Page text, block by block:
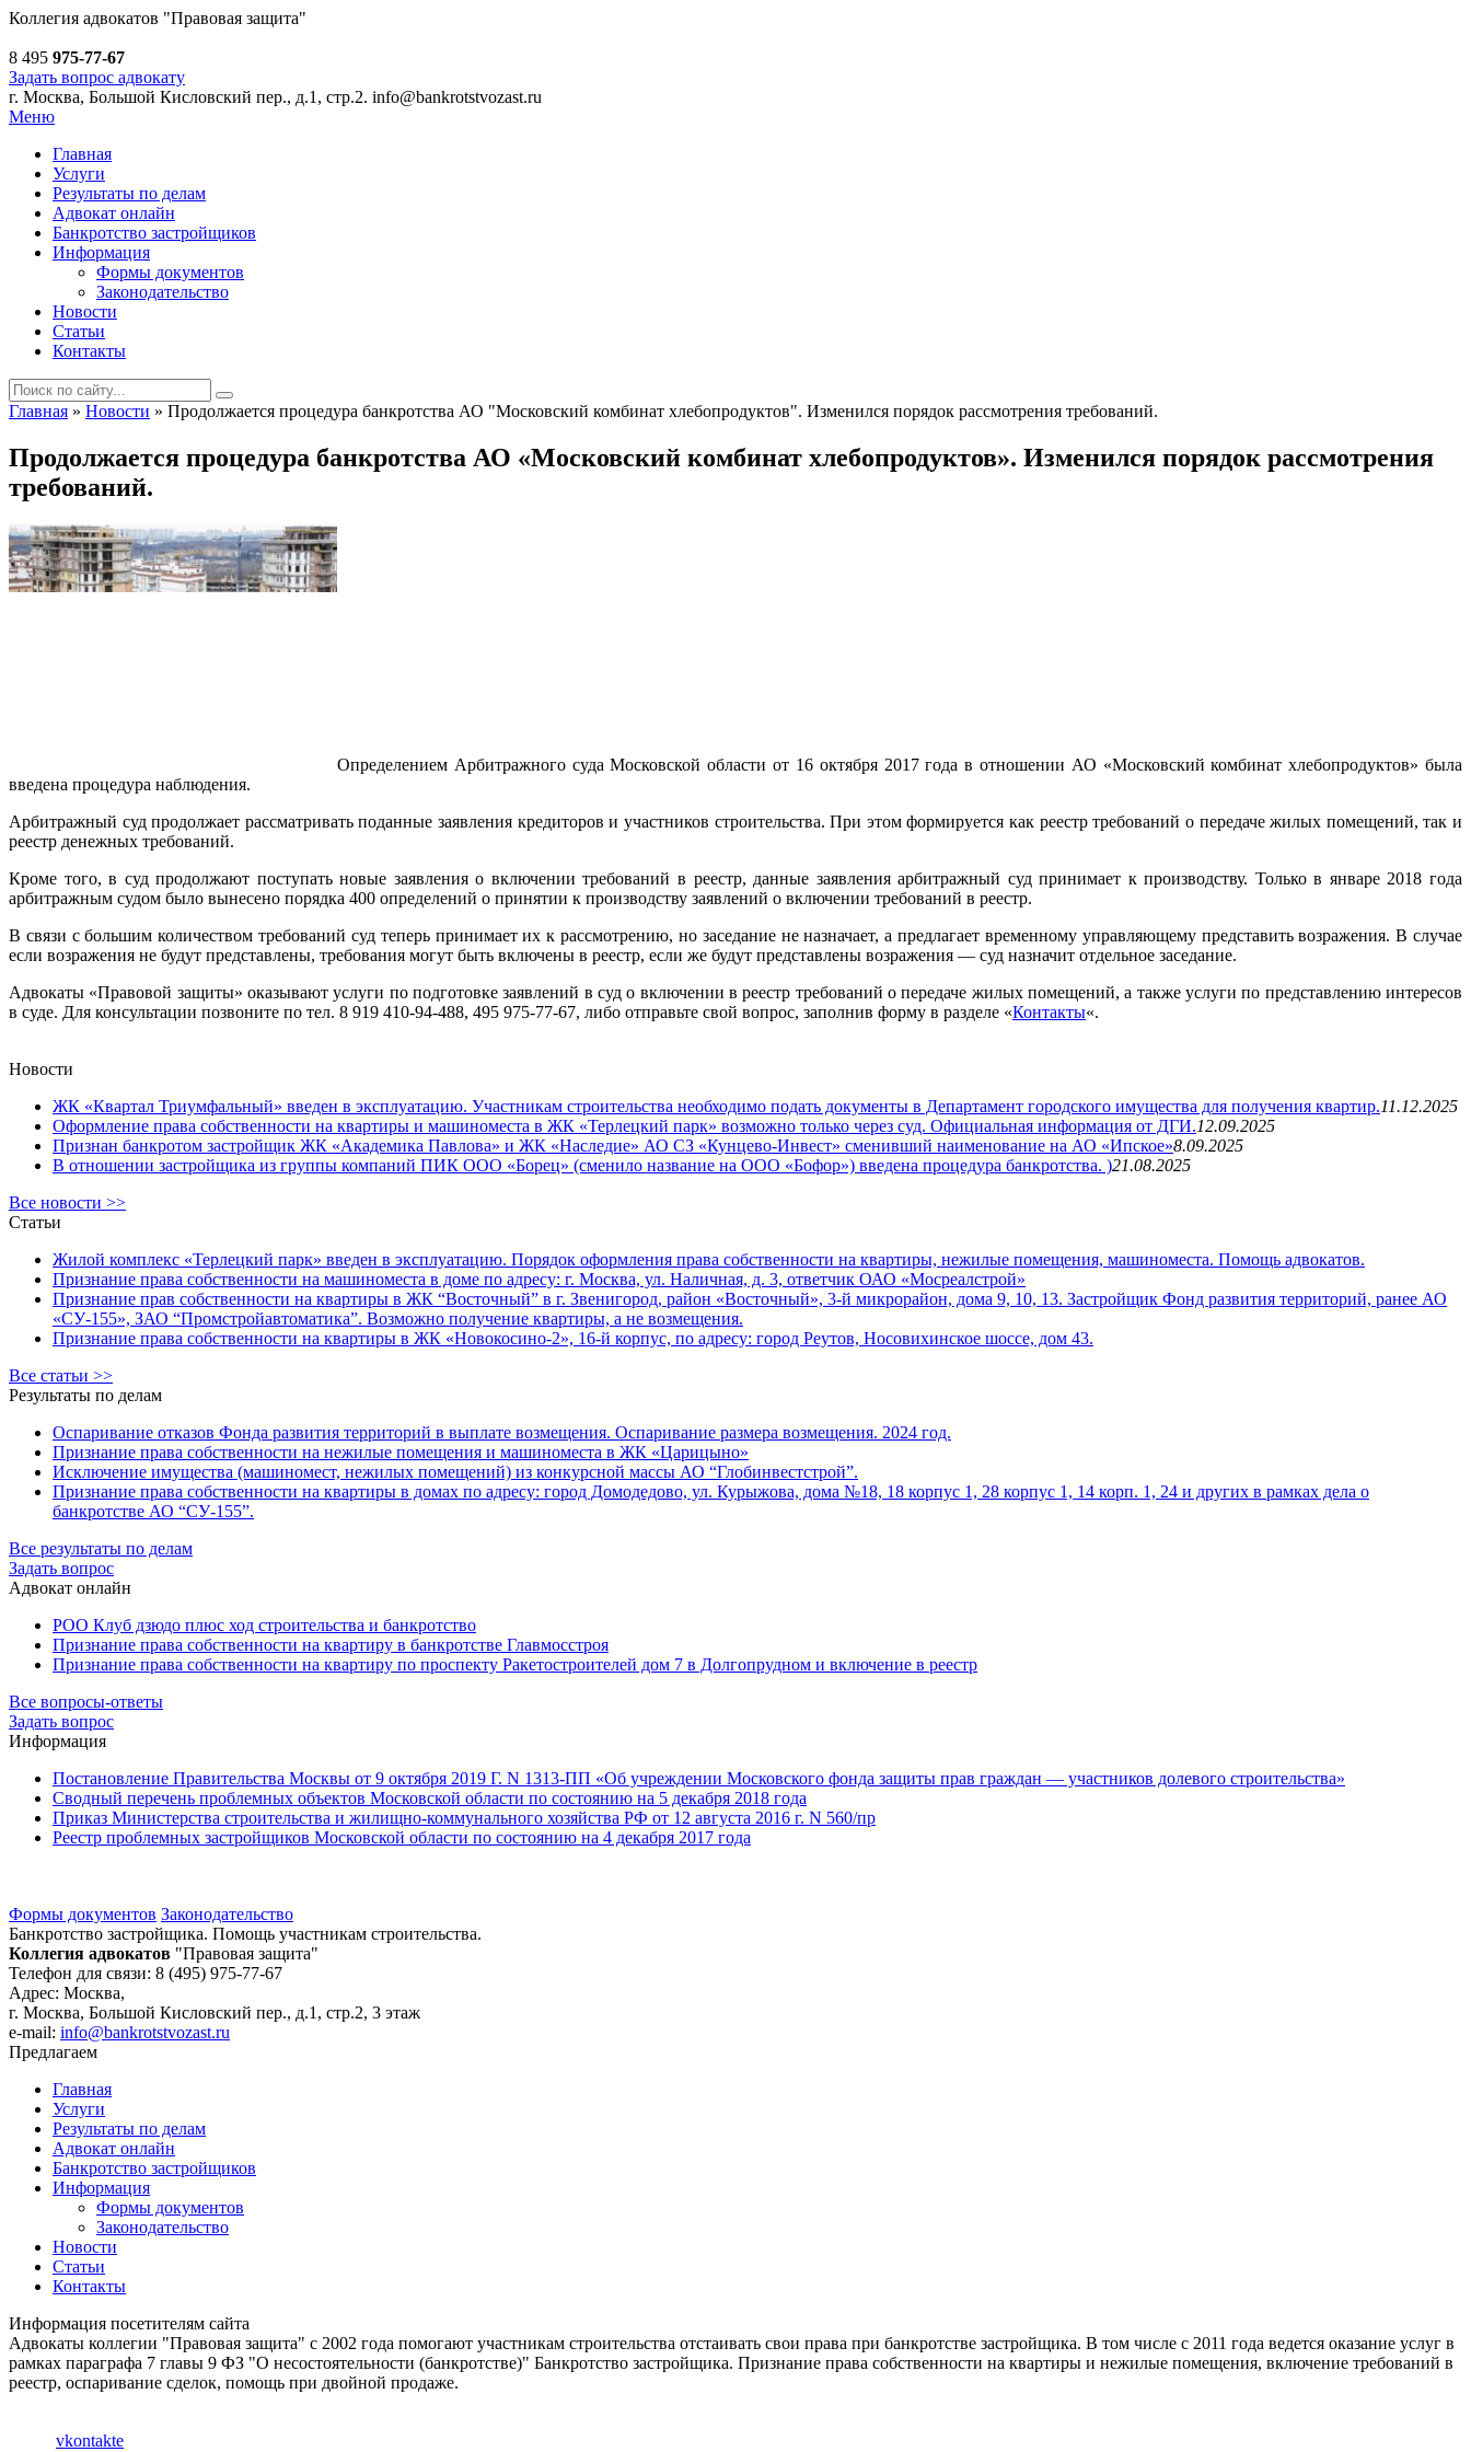
Коллегия адвокатов "Правовая защита"
8 495 975-77-67
Задать вопрос адвокату
г. Москва, Большой Кисловский пер., д.1, стр.2. info@bankrotstvozast.ru
Меню
Главная
Услуги
Результаты по делам
Адвокат онлайн
Банкротство застройщиков
Информация
Формы документов
Законодательство
Новости
Статьи
Контакты
Главная » Новости » Продолжается процедура банкротства АО "Московский комбинат хлебопродуктов". Изменился порядок рассмотрения требований.
Продолжается процедура банкротства АО «Московский комбинат хлебопродуктов». Изменился порядок рассмотрения
требований.
Определением Арбитражного суда Московской области от 16 октября 2017 года в отношении АО «Московский комбинат хлебопродуктов» была
введена процедура наблюдения.
Арбитражный суд продолжает рассматривать поданные заявления кредиторов и участников строительства. При этом формируется как реестр требований о передаче жилых помещений, так и
реестр денежных требований.
Кроме того, в суд продолжают поступать новые заявления о включении требований в реестр, данные заявления арбитражный суд принимает к производству. Только в январе 2018 года
арбитражным судом было вынесено порядка 400 определений о принятии к производству заявлений о включении требований в реестр.
В связи с большим количеством требований суд теперь принимает их к рассмотрению, но заседание не назначает, а предлагает временному управляющему представить возражения. В случае
если возражения не будут представлены, требования могут быть включены в реестр, если же будут представлены возражения — суд назначит отдельное заседание.
Адвокаты «Правовой защиты» оказывают услуги по подготовке заявлений в суд о включении в реестр требований о передаче жилых помещений, а также услуги по представлению интересов
в суде. Для консультации позвоните по тел. 8 919 410-94-488, 495 975-77-67, либо отправьте свой вопрос, заполнив форму в разделе «Контакты«.
Новости
ЖК «Квартал Триумфальный» введен в эксплуатацию. Участникам строительства необходимо подать документы в Департамент городского имущества для получения квартир.11.12.2025
Оформление права собственности на квартиры и машиноместа в ЖК «Терлецкий парк» возможно только через суд. Официальная информация от ДГИ.12.09.2025
Признан банкротом застройщик ЖК «Академика Павлова» и ЖК «Наследие» АО СЗ «Кунцево-Инвест» сменивший наименование на АО «Ипское»8.09.2025
В отношении застройщика из группы компаний ПИК ООО «Борец» (сменило название на ООО «Бофор») введена процедура банкротства. )21.08.2025
Все новости >>
Статьи
Жилой комплекс «Терлецкий парк» введен в эксплуатацию. Порядок оформления права собственности на квартиры, нежилые помещения, машиноместа. Помощь адвокатов.
Признание права собственности на машиноместа в доме по адресу: г. Москва, ул. Наличная, д. 3, ответчик ОАО «Мосреалстрой»
Признание прав собственности на квартиры в ЖК “Восточный” в г. Звенигород, район «Восточный», 3-й микрорайон, дома 9, 10, 13. Застройщик Фонд развития территорий, ранее АО
«СУ-155», ЗАО “Промстройавтоматика”. Возможно получение квартиры, а не возмещения.
Признание права собственности на квартиры в ЖК «Новокосино-2», 16-й корпус, по адресу: город Реутов, Носовихинское шоссе, дом 43.
Все статьи >>
Результаты по делам
Оспаривание отказов Фонда развития территорий в выплате возмещения. Оспаривание размера возмещения. 2024 год.
Признание права собственности на нежилые помещения и машиноместа в ЖК «Царицыно»
Исключение имущества (машиномест, нежилых помещений) из конкурсной массы АО “Глобинвестстрой”.
Признание права собственности на квартиры в домах по адресу: город Домодедово, ул. Курыжова, дома №18, 18 корпус 1, 28 корпус 1, 14 корп. 1, 24 и других в рамках дела о
банкротстве АО “СУ-155”.
Все результаты по делам
Задать вопрос
Адвокат онлайн
РОО Клуб дзюдо плюс ход строительства и банкротство
Признание права собственности на квартиру в банкротстве Главмосстроя
Признание права собственности на квартиру по проспекту Ракетостроителей дом 7 в Долгопрудном и включение в реестр
Все вопросы-ответы
Задать вопрос
Информация
Постановление Правительства Москвы от 9 октября 2019 Г. N 1313-ПП «Об учреждении Московского фонда защиты прав граждан — участников долевого строительства»
Сводный перечень проблемных объектов Московской области по состоянию на 5 декабря 2018 года
Приказ Министерства строительства и жилищно-коммунального хозяйства РФ от 12 августа 2016 г. N 560/пр
Реестр проблемных застройщиков Московской области по состоянию на 4 декабря 2017 года
Формы документов Законодательство
Банкротство застройщика. Помощь участникам строительства.
Коллегия адвокатов "Правовая защита"
Телефон для связи: 8 (495) 975-77-67
Адрес: Москва,
г. Москва, Большой Кисловский пер., д.1, стр.2, 3 этаж
e-mail: info@bankrotstvozast.ru
Предлагаем
Главная
Услуги
Результаты по делам
Адвокат онлайн
Банкротство застройщиков
Информация
Формы документов
Законодательство
Новости
Статьи
Контакты
Информация посетителям сайта
Адвокаты коллегии "Правовая защита" с 2002 года помогают участникам строительства отстаивать свои права при банкротстве застройщика. В том числе с 2011 года ведется оказание услуг в
рамках параграфа 7 главы 9 ФЗ "О несостоятельности (банкротстве)" Банкротство застройщика. Признание права собственности на квартиры и нежилые помещения, включение требований в
реестр, оспаривание сделок, помощь при двойной продаже.
vkontakte